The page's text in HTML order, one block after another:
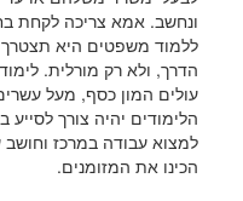
ונחשב. אמא צריכה לקחת
ללמוד משפטים היא תצטרך
הדרך, ולא רק מורלית.
עולים המון כסף, מעל
הלימודים יהיה צורך לסייע
למצוא עבודה במרכז
הכינו את המזומנים.